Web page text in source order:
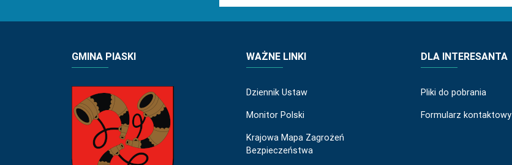
GMINA PIASKI WAŻNE LINKI
Dziennik Ustaw
Monitor Polski
Krajowa Mapa Zagrożeń
Bezpieczeństwa
DLA INTERESANTA
Pliki do pobrania
Formularz kontaktowy